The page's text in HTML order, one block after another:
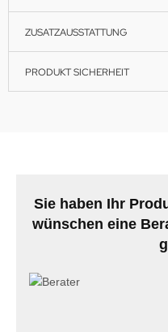
ZUSATZAUSSTATTUNG
PRODUKT SICHERHEIT
Sie haben Ihr
wünschen eine